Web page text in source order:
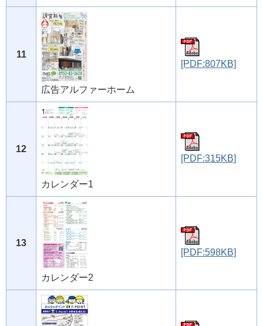
11
広告アルファーホーム
[PDF:807KB]
12
カレンダー1
[PDF:315KB]
13
カレンダー2
[PDF:598KB]